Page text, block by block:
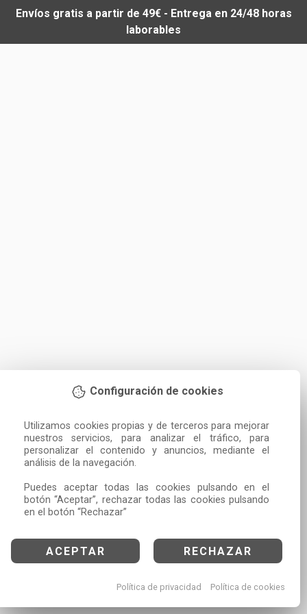
Configuración de cookies
Utilizamos cookies propias y de terceros para mejorar
nuestros servicios, para analizar el tráfico, para
personalizar el contenido y anuncios, mediante el
análisis de la navegación.
Puedes aceptar todas las cookies pulsando en el
botón “Aceptar”, rechazar todas las cookies pulsando
en el botón “Rechazar”
ACEPTAR RECHAZAR
Política de privacidad Política de cookies
Envíos gratis a partir de 49€ - Entrega en 24/48 horas
laborables